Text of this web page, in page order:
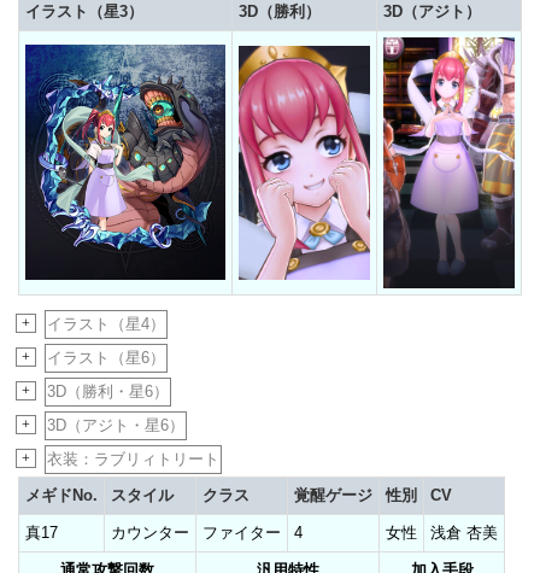
イラスト（星3） 3D（勝利） 3D（アジト）
+ イラスト（星4）
+ イラスト（星6）
+ 3D（勝利・星6）
+ 3D（アジト・星6）
+
衣装：ラブリィトリート
メギドNo.
スタイル クラス 覚醒ゲージ 性別 CV
真17 カウンター ファイター 4 女性 浅倉 杏美